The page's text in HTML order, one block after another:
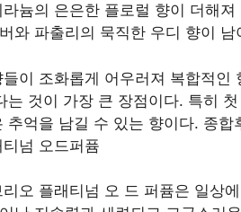
늄의 은은한 플로럴 향이 더해
와 파출리의 묵직한 우디 향이
이 조화롭게 어우러져 복합적
는 것이 가장 큰 장점이다. 특히
추억을 남길 수 있는 향이다. 종
넘 오드퍼퓸
오 플래티넘 오 드 퍼퓸은 일상